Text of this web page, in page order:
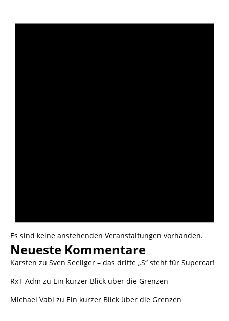
Es sind keine anstehenden Veranstaltungen vorhanden.
Neueste Kommentare
Karsten zu Sven Seeliger – das dritte „S“ steht für Supercar!
RxT-Adm zu Ein kurzer Blick über die Grenzen
Michael Vabi zu Ein kurzer Blick über die Grenzen